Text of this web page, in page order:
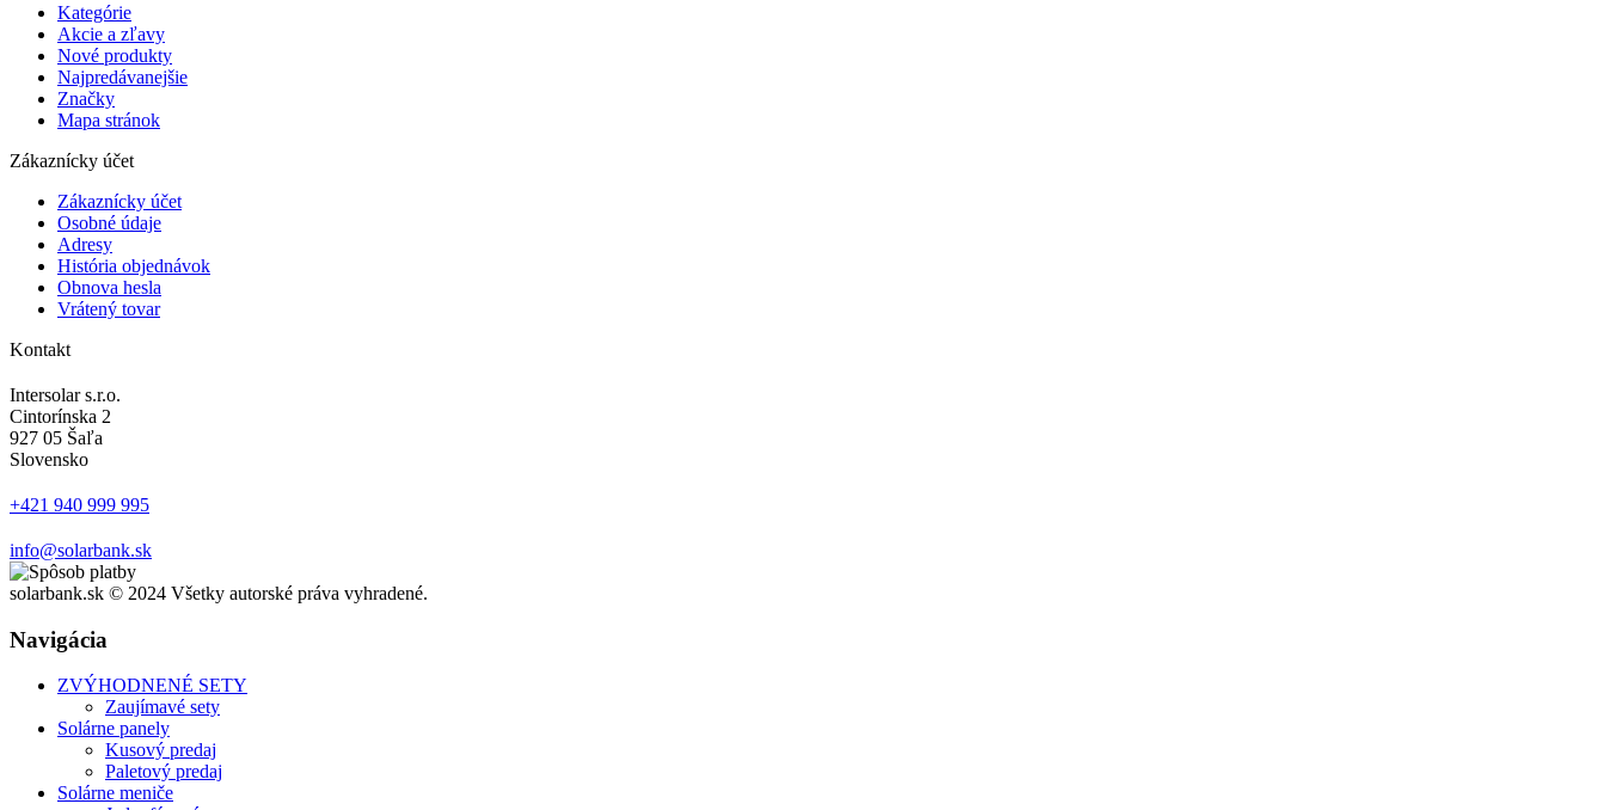
Kategórie
Akcie a zľavy
Nové produkty
Najpredávanejšie
Značky
Mapa stránok
Zákaznícky účet
Zákaznícky účet
Osobné údaje
Adresy
História objednávok
Obnova hesla
Vrátený tovar
Kontakt
Intersolar s.r.o.
Cintorínska 2
927 05 Šaľa
Slovensko
+421 940 999 995
info@solarbank.sk
solarbank.sk © 2024 Všetky autorské práva vyhradené.
Navigácia
ZVÝHODNENÉ SETY
Zaujímavé sety
Solárne panely
Kusový predaj
Paletový predaj
Solárne meniče